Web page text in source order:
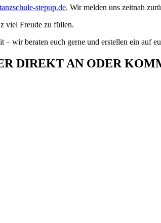
stepup.de. Wir melden uns zeitnah
viel Freude zu füllen.
wir beraten euch gerne und erstellen ein auf
DIREKT AN ODER